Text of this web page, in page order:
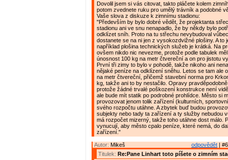
Dovolil jsem si vás citovat, takto pláčete kolem
potom zvednete ruku pro umělý trávník a podobné
Vaše slova z diskuze k zimnímu stadionu:
"Především by bylo dobré vědět, že projektanta
stadionu ani ve snu nenapadlo, že by někdy bylo
odklízet sníh. Proto na tu střechu nevybudoval
dostanete se na ni jen z vysokozdvižné plošiny. A to
například plošina technických služeb je krátká. Na
ovšem nikdo nic nevezme, protože podle tabulek
únosnost 100 kg na metr čtvereční a on pro jistotu
První tři zimy to bylo v pohodě, takže nikoho ani
nějaké peníze na odklízení sněhu. Letos se tam ale
na metr čtvereční, přičemž stavební norma pro
kg, takže ani to by nestačilo. Opravy
protože žádné trvalé poškození konstrukce není
ale bude mít statik po podrobné prohlídce. Město si
provozovat jenom tolik zařízení (kulturních,
svého rozpočtu utáhne. A zbytek buď budou
subjekty nebo tady ta zařízení a ty služby nebudou
má rozpočet mizerný, takže toho utáhne dost málo.
vynucují, aby město cpalo peníze, které nemá, do
zařízení."
odpovědět |
Autor: Mikeš
Titulek: Re:Pane Linhart toto píšete o zimním